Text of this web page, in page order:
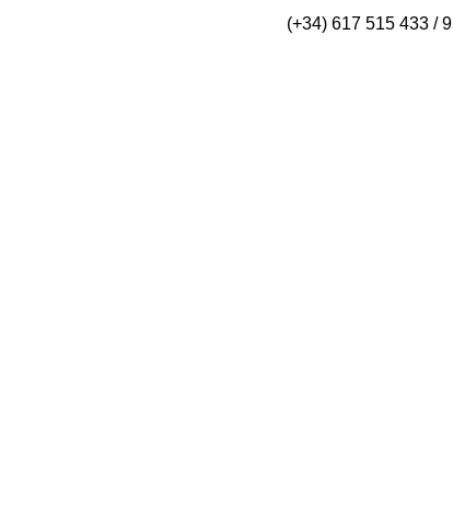
(+34) 617 515 433 /